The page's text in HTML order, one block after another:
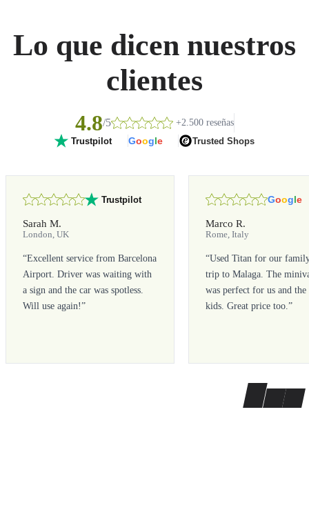
Lo que dicen nuestros
clientes
4.8/5 +2.500 reseñas
Trustpilot Google Trusted Shops
Trustpilot
Sarah M.
London, UK
“Excellent service from Barcelona
Airport. Driver was waiting with
a sign and the car was spotless.
Will use again!”
Google
Marco R.
Rome, Italy
“Used Titan for our
trip to Malaga. The
was perfect for us and the
kids. Great price too.”